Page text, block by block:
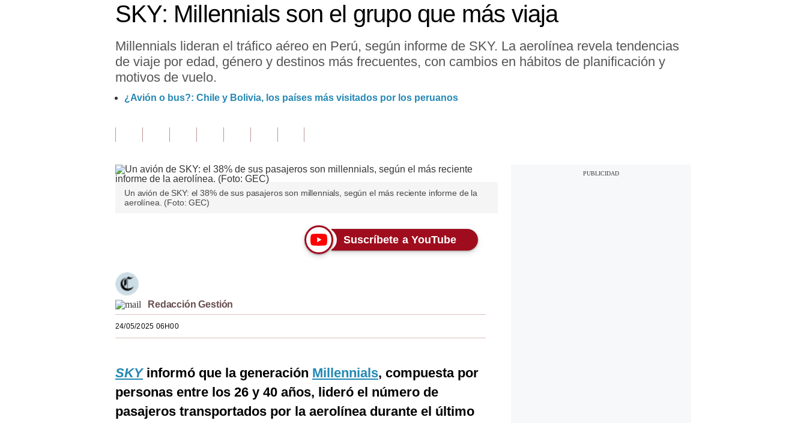
SKY: Millennials son el grupo que más viaja
Millennials lideran el tráfico aéreo en Perú, según informe de SKY. La aerolínea revela tendencias
de viaje por edad, género y destinos más frecuentes, con cambios en hábitos de planificación y
motivos de vuelo.
¿Avión o bus?: Chile y Bolivia, los países más visitados por los peruanos
Un avión de SKY: el 38% de sus pasajeros son millennials, según el más reciente informe de la
aerolínea. (Foto: GEC)
Suscríbete a YouTube
Redacción Gestión
24/05/2025 06H00
SKYinformó que la generación Millennials, compuesta por
personas entre los 26 y 40 años, lideró el número de
pasajeros transportados por la aerolínea durante el último